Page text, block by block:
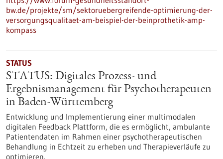
bw.de/projekte/sm/sektoruebergreifende-optimierung-der-
versorgungsqualitaet-am-beispiel-der-beinprothetik-amp-
kompass
STATUS
STATUS: Digitales Prozess- und
Ergebnismanagement für Psychotherapeuten
in Baden-Württemberg
Entwicklung und Implementierung einer multimodalen
digitalen Feedback Plattform, die es ermöglicht, ambulante
Patientendaten im Rahmen einer psychotherapeutischen
Behandlung in Echtzeit zu erheben und Therapieverläufe zu
optimieren.